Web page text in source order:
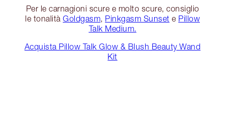
Per le carnagioni scure e molto scure, consiglio
le tonalità Goldgasm, Pinkgasm Sunset e Pillow
Talk Medium.
Acquista Pillow Talk Glow & Blush Beauty Wand
Kit